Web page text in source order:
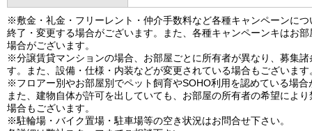
※敷金・礼金・フリーレント・仲介手数料など各種キャンペーンにつ
終了・変更する場合がございます。また、各種キャンペーンキはお
場合がございます。
※分譲賃貸マンションの場合、お部屋ごとに所有者が異なり、募集諸
す。また、設備・仕様・内装などが変更されている場合もございます
※フロアー別やお部屋別でペット飼育やSOHO利用を認めている場合
また、建物自体が許可を出していても、お部屋の所有者の希望によ
場合もございます。
※駐輪場・バイク置場・駐車場等の空き状況はお問合せ下さい。